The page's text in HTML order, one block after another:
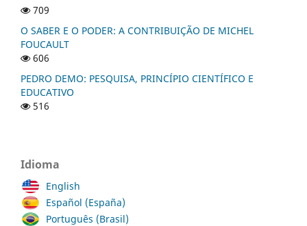
709
O SABER E O PODER: A CONTRIBUIÇÃO DE MICHEL
FOUCAULT
606
PEDRO DEMO: PESQUISA, PRINCÍPIO CIENTÍFICO E
EDUCATIVO
516
Idioma
English
Español (España)
Português (Brasil)